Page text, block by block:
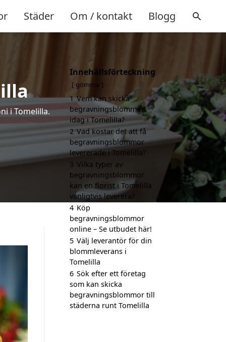
Städer Om / kontakt Blogg
i Tomelilla.
Innehållsförteckning
gömma
1 Vem kan skicka
begravningsblommor
idag i Tomelilla?
2 Vad kostar det att få
begravningsblommor
levererade i Tomelilla?
3 Vilka typer av
begravningsblommor
kan en florist i Tomelilla
vanligtvis leverera?
4 Köp
begravningsblommor
online – Se utbudet här!
5 Välj leverantör för din
blommleverans i
Tomelilla
6 Sök efter ett företag
som kan skicka
begravningsblommor till
städerna runt Tomelilla